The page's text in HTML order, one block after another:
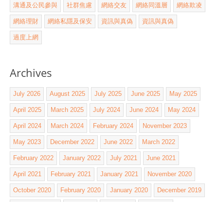
溝通及公民參與 社群焦慮 網絡交友 網絡同溫層 網絡欺凌
網絡理財 網絡私隱及保安 資訊與真偽 資訊與真偽
過度上網
Archives
July 2026 August 2025 July 2025 June 2025 May 2025
April 2025 March 2025 July 2024 June 2024 May 2024
April 2024 March 2024 February 2024 November 2023
May 2023 December 2022 June 2022 March 2022
February 2022 January 2022 July 2021 June 2021
April 2021 February 2021 January 2021 November 2020
October 2020 February 2020 January 2020 December 2019